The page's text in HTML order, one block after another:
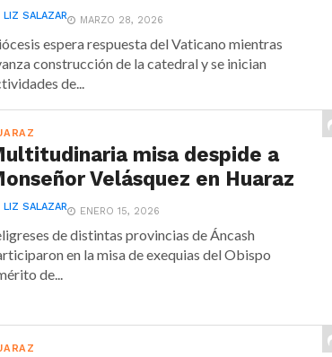
LIZ SALAZAR MARZO 28, 2026
espera respuesta del Vaticano mientras
construcción de la catedral y se inician
de...
misa despide a
Velásquez en Huaraz
LIZ SALAZAR ENERO 15, 2026
de distintas provincias de Áncash
en la misa de exequias del Obispo
de...